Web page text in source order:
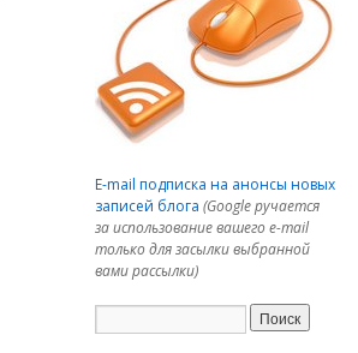
E-mail подписка на анонсы новых
записей блога (Google ручается
за использование вашего e-mail
только для засылки выбранной
вами рассылки)